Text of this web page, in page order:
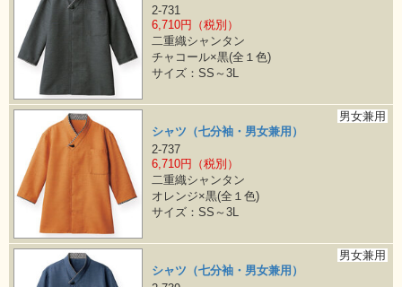
2-731
6,710円（税別）
二重織シャンタン
チャコール×黒(全１色)
サイズ：SS～3L
男女兼用
シャツ（七分袖・男女兼用）
2-737
6,710円（税別）
二重織シャンタン
オレンジ×黒(全１色)
サイズ：SS～3L
男女兼用
シャツ（七分袖・男女兼用）